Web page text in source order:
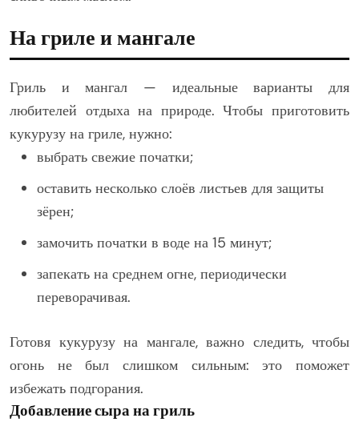
На гриле и мангале
Гриль и мангал — идеальные варианты для
любителей отдыха на природе. Чтобы приготовить
кукурузу на гриле, нужно:
выбрать свежие початки;
оставить несколько слоёв листьев для защиты
зёрен;
замочить початки в воде на 15 минут;
запекать на среднем огне, периодически
переворачивая.
Готовя кукурузу на мангале, важно следить, чтобы
огонь не был слишком сильным: это поможет
избежать подгорания.
Добавление сыра на гриль